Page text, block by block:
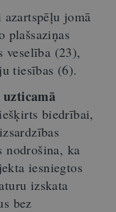
jomā
plašsaziņas
veselība (23),
tiesības (6).
uzticamā
biedrībai,
nodrošina, ka
iesniegtos
izskata
bez